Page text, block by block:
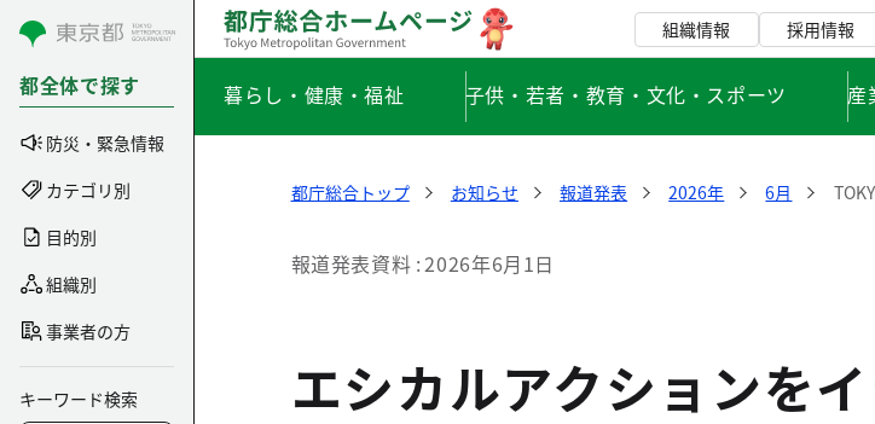
コンテンツにスキップ
都全体で探す
防災・緊急情報
カテゴリ別
目的別
組織別
事業者の方
キーワード検索
組織情報 採用情報
暮らし・健康・福祉 子供・若者・教育・文化・スポーツ 産
都庁総合トップ お知らせ 報道発表 2026年 6月
報道発表資料 2026年6月1日
エシカルアクションを